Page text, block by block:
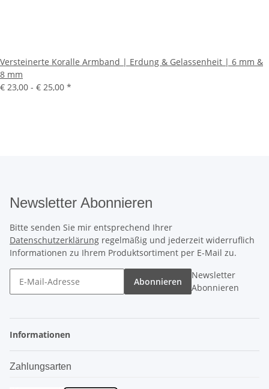
Versteinerte Koralle Armband | Erdung & Gelassenheit | 6 mm &
8 mm
€ 23,00 - € 25,00 *
Newsletter Abonnieren
Bitte senden Sie mir entsprechend Ihrer
Datenschutzerklärung regelmäßig und jederzeit widerruflich
Informationen zu Ihrem Produktsortiment per E-Mail zu.
Abonnieren
Newsletter
Abonnieren
Informationen
Zahlungsarten